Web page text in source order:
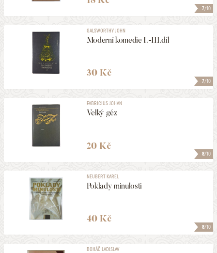
7/10
7/10
GALSWORTHY JOHN
Moderní komedie I.-III.díl
30 Kč
8/10
FABRICIUS JOHAN
Velký géz
20 Kč
8/10
NEUBERT KAREL
Poklady minulosti
40 Kč
BOHÁČ LADISLAV